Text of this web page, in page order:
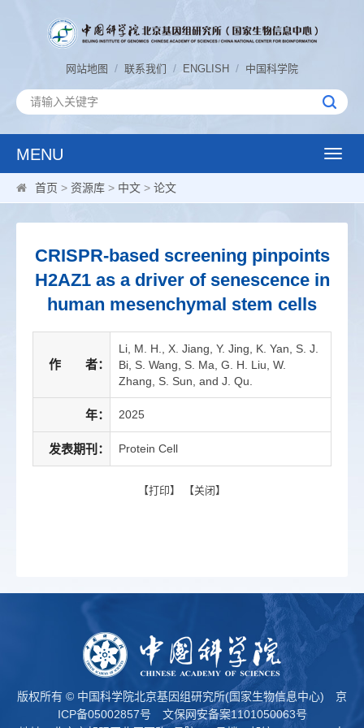
网站地图 / 联系我们 / ENGLISH / 中国科学院
MENU
Toggle
首页 > 资源库 > 中文 > 论文
CRISPR-based screening pinpoints
H2AZ1 as a driver of senescence in
human mesenchymal stem cells
作 者：
Li, M. H., X. Jiang, Y. Jing, K. Yan, S. J.
Bi, S. Wang, S. Ma, G. H. Liu, W.
Zhang, S. Sun, and J. Qu.
年： 2025
发表期刊： Protein Cell
【打印】 【关闭 】
版权所有 © 中国科学院北京基因组研究所(国家生物信息中心) 京
ICP备05002857号
文保网安备案1101050063号